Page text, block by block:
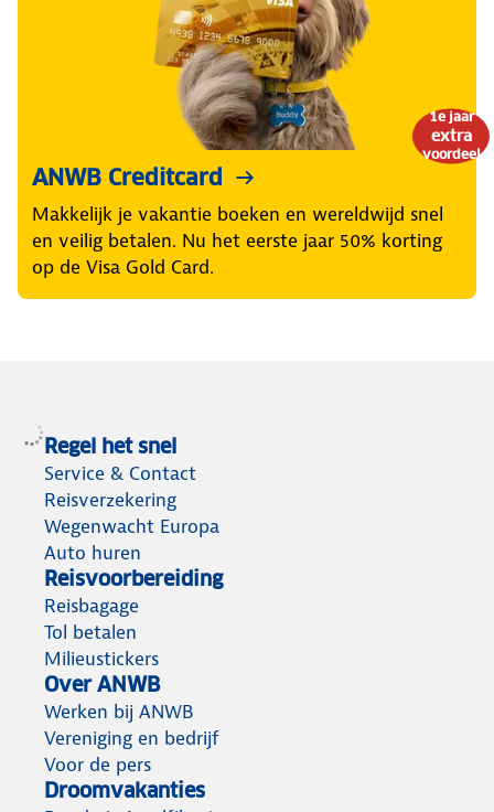
1e jaar
extra
voordeel
ANWB Creditcard
Makkelijk je vakantie boeken en wereldwijd snel
en veilig betalen. Nu het eerste jaar 50% korting
op de Visa Gold Card.
Regel het snel
Service & Contact
Reisverzekering
Wegenwacht Europa
Auto huren
Reisvoorbereiding
Reisbagage
Tol betalen
Milieustickers
Over ANWB
Werken bij ANWB
Vereniging en bedrijf
Voor de pers
Droomvakanties